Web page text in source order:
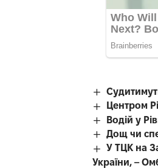
Центром
Водій у
Дощ чи
У ТЦК на
України, –